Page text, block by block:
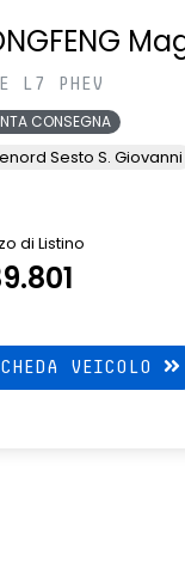
L7 PHEV
CONSEGNA
Sesto S. Giovanni
di Listino
VEICOLO